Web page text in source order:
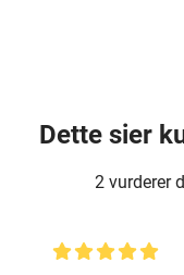
Dette sier
2 vurderer